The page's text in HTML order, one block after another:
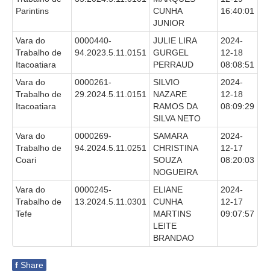
Ementário
Manual de Redação
Produtividade dos magistrados
Regimento Interno
Regulamento Geral
Resolução do Plantão Judiciário
Manuais do CNJ
Estrutura Organizacional
Ouvidoria
Parintins
CUNHA
JUNIOR
16:40:01
Vara do
Trabalho de
Itacoatiara
0000440-
94.2023.5.11.0151
JULIE LIRA
GURGEL
PERRAUD
2024-
12-18
08:08:51
Vara do
Trabalho de
Itacoatiara
0000261-
29.2024.5.11.0151
SILVIO
NAZARE
RAMOS DA
SILVA NETO
2024-
12-18
08:09:29
Vara do
Trabalho de
Coari
0000269-
94.2024.5.11.0251
SAMARA
CHRISTINA
SOUZA
NOGUEIRA
2024-
12-17
08:20:03
Vara do
Trabalho de
Tefe
0000245-
13.2024.5.11.0301
ELIANE
CUNHA
MARTINS
LEITE
BRANDAO
2024-
12-17
09:07:57
f Share